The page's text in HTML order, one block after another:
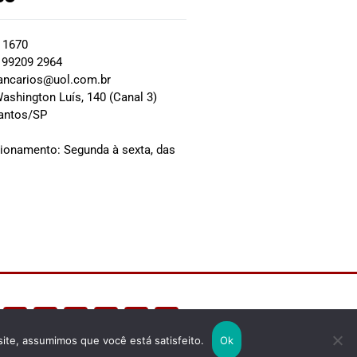
2964
Luís, 140 (Canal 3)
SP
Segunda à sexta, das
assumimos que você está satisfeito. Ok